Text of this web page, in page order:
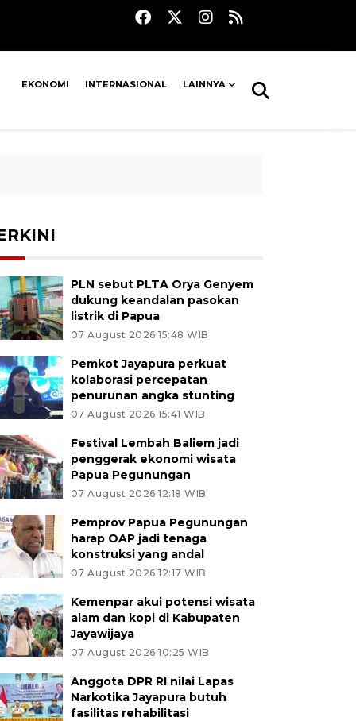
EKONOMI INTERNASIONAL LAINNYA
PLN sebut PLTA Orya Genyem
dukung keandalan pasokan
listrik di Papua
07 August 2026 15:48 WIB
Pemkot Jayapura perkuat
kolaborasi percepatan
penurunan angka stunting
07 August 2026 15:41 WIB
Festival Lembah Baliem jadi
penggerak ekonomi wisata
Papua Pegunungan
07 August 2026 12:18 WIB
Pemprov Papua Pegunungan
harap OAP jadi tenaga
konstruksi yang andal
07 August 2026 12:17 WIB
Kemenpar akui potensi wisata
alam dan kopi di Kabupaten
Jayawijaya
07 August 2026 10:25 WIB
Anggota DPR RI nilai Lapas
Narkotika Jayapura butuh
fasilitas rehabilitasi